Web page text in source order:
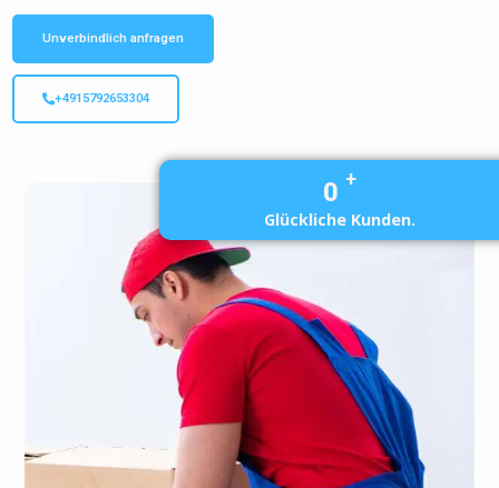
Unverbindlich anfragen
+4915792653304
0 +
Glückliche Kunden.